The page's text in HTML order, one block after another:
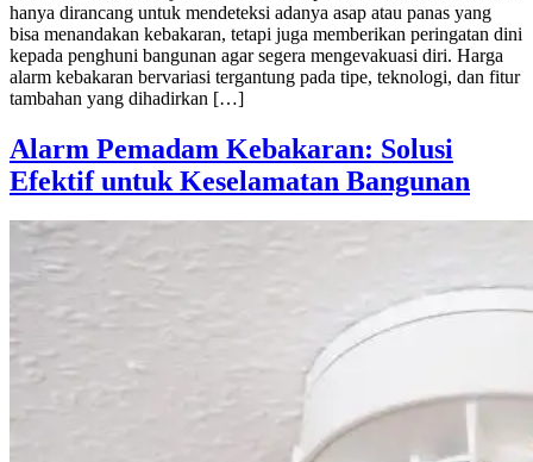
hanya dirancang untuk mendeteksi adanya asap atau panas yang
bisa menandakan kebakaran, tetapi juga memberikan peringatan dini
kepada penghuni bangunan agar segera mengevakuasi diri. Harga
alarm kebakaran bervariasi tergantung pada tipe, teknologi, dan fitur
tambahan yang dihadirkan […]
Alarm Pemadam Kebakaran: Solusi
Efektif untuk Keselamatan Bangunan